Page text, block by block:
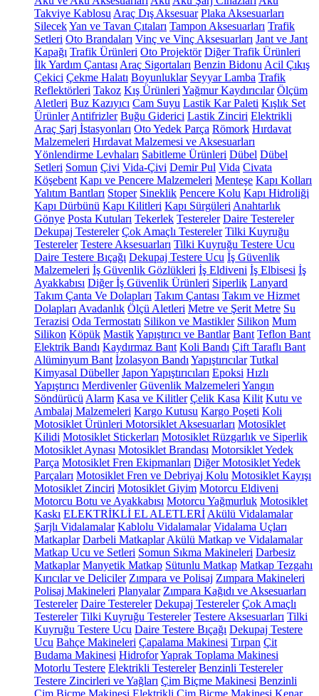
Takviye Kablosu Araç Dış Aksesuar Plaka Aksesuarları
SilecekYan ve Tavan Çıtaları Tampon Aksesuarları Trafik
Setleri Oto Brandaları Vinç ve Vinç Aksesuarları Jant ve Jant
Kapağı Trafik Ürünleri Oto Projektör Diğer Trafik Ürünleri
İlk Yardım Çantası Araç Sigortaları Benzin Bidonu Acil Çıkış
Çekici Çekme Halatı Boyunluklar Seyyar Lamba Trafik
Reflektörleri Takoz Kış Ürünleri Yağmur Kaydırıcılar Ölçüm
Aletleri Buz Kazıyıcı Cam Suyu Lastik Kar Paleti Kışlık Set
Ürünler Antifrizler Buğu Giderici Lastik Zinciri Elektrikli
Araç Şarj İstasyonları Oto Yedek Parça Römork Hırdavat
Malzemeleri Hırdavat Malzemesi ve Aksesuarları
Yönlendirme Levhaları Sabitleme Ürünleri Dübel Dübel
Setleri Somun Çivi Vida-Çivi Demir Pul Vida Civata
Köşebent Kapı ve Pencere Malzemeleri Menteşe Kapı Kolları
Yalıtım Bantları Stoper Sineklik Pencere Kolu Kapı Hidroliği
Kapı Dürbünü Kapı Kilitleri Kapı Sürgüleri Anahtarlık
Gönye Posta Kutuları Tekerlek Testereler Daire Testereler
Dekupaj Testereler Çok Amaçlı Testereler Tilki Kuyruğu
Testereler Testere Aksesuarları Tilki Kuyruğu Testere Ucu
Daire Testere Bıçağı Dekupaj Testere Ucu İş Güvenlik
Malzemeleri İş Güvenlik Gözlükleri İş Eldiveni İş Elbisesi İş
Ayakkabısı Diğer İş Güvenlik Ürünleri Siperlik Lanyard
Takım Çanta Ve Dolapları Takım Çantası Takım ve Hizmet
Dolapları Avadanlık Ölçü Aletleri Metre ve Şerit Metre Su
Terazisi Oda Termostatı Silikon ve Mastikler Silikon Mum
Silikon Köpük MastikYapıştırıcı ve Bantlar Bant Teflon Bant
Elektrik Bandı Kaydırmaz Bant Koli Bandı Çift Taraflı Bant
Alüminyum Bant İzolasyon Bandı Yapıştırıcılar Tutkal
Kimyasal Dübeller Japon Yapıştırıcıları Epoksi Hızlı
Yapıştırıcı Merdivenler Güvenlik Malzemeleri Yangın
Söndürücü Alarm Kasa ve Kilitler Çelik Kasa Kilit Kutu ve
Ambalaj Malzemeleri Kargo Kutusu Kargo Poşeti Koli
Motosiklet Ürünleri Motorsiklet Aksesuarları Motosiklet
Kilidi Motosiklet Stickerları Motosiklet Rüzgarlık ve Siperlik
Motosiklet Aynası Motosiklet Brandası Motorsiklet Yedek
Parça Motosiklet Fren Ekipmanları Diğer Motosiklet Yedek
Parçaları Motosiklet Fren ve Debriyaj Kolu Motosiklet Kayışı
Motosiklet Zinciri Motosiklet Giyim Motorcu Eldiveni
Motorcu Botu ve Ayakkabısı Motorcu Yağmurluk Motosiklet
Kaskı ELEKTRİKLİ EL ALETLERİ Akülü Vidalamalar
Şarjlı Vidalamalar Kablolu Vidalamalar Vidalama Uçları
Matkaplar Darbeli Matkaplar Akülü Matkap ve Vidalamalar
Matkap Ucu ve Setleri Somun Sıkma Makineleri Darbesiz
Matkaplar Manyetik Matkap Sütunlu Matkap Matkap Tezgahı
Kırıcılar ve Deliciler Zımpara ve Polisaj Zımpara Makineleri
Polisaj Makineleri Planyalar Zımpara Kağıdı ve Aksesuarları
Testereler Daire Testereler Dekupaj Testereler Çok Amaçlı
Testereler Tilki Kuyruğu Testereler Testere Aksesuarları Tilki
Kuyruğu Testere Ucu Daire Testere Bıçağı Dekupaj Testere
Ucu Bahçe Makineleri Çapalama Makinesi Tırpan Çit
Budama Makinesi HidroforYaprak Toplama Makinesi
Motorlu Testere Elektrikli Testereler Benzinli Testereler
Testere Zincirleri ve Yağları Çim Biçme Makinesi Benzinli
Çim Biçme Makinesi Elektrikli Çim Biçme Makinesi Kenar